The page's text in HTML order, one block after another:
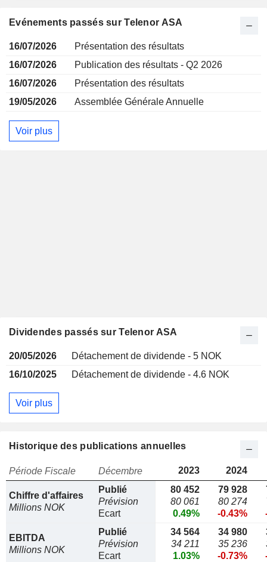
Evénements passés sur Telenor ASA
16/07/2026
Présentation des résultats
16/07/2026
Publication des résultats - Q2 2026
16/07/2026
Présentation des résultats
19/05/2026
Assemblée Générale Annuelle
Voir plus
Dividendes passés sur Telenor ASA
20/05/2026
Détachement de dividende - 5 NOK
16/10/2025
Détachement de dividende - 4.6 NOK
Voir plus
Historique des publications annuelles
Période Fiscale Décembre 2023 2024
Chiffre d'affaires
Millions NOK
Publié
Prévision
Ecart
80 452
80 061
0.49%
79 928
80 274
-0.43%
EBITDA
Millions NOK
Publié
Prévision
Ecart
34 564
34 211
1.03%
34 980
35 236
-0.73%